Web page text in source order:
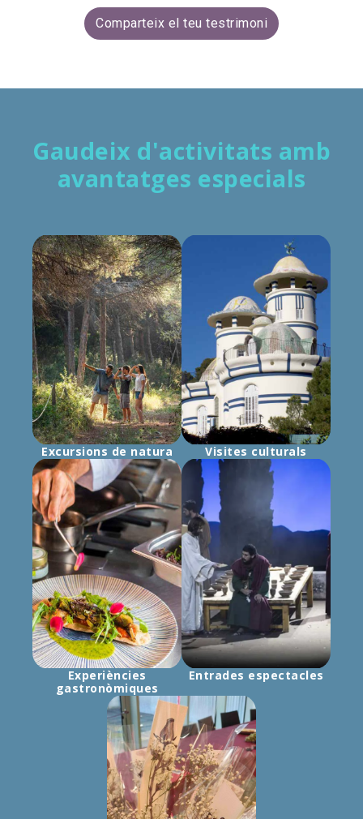
Comparteix el teu testrimoni
Gaudeix d'activitats amb
avantatges especials
Excursions de natura Visites culturals
Experiències
gastronòmiques
Entrades espectacles